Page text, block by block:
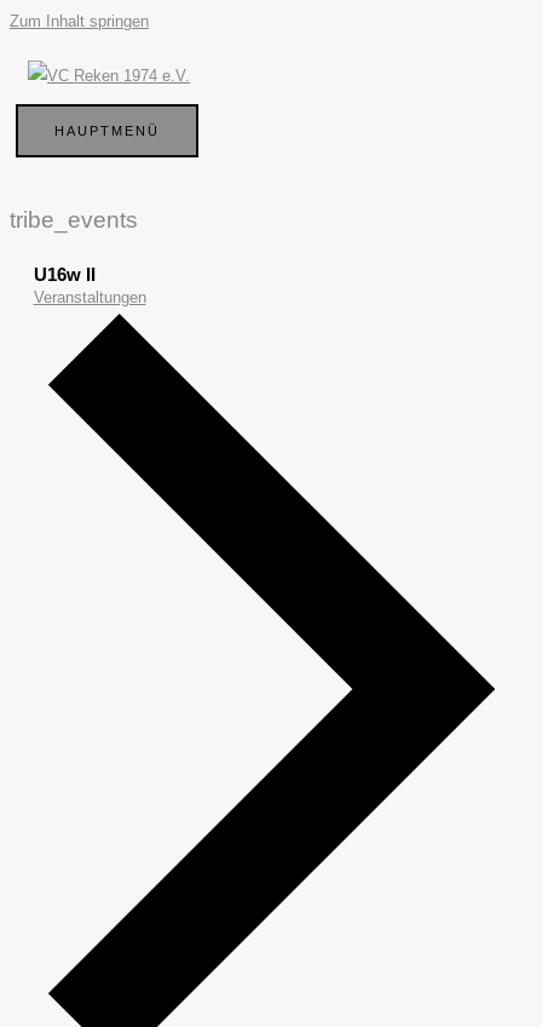
Zum Inhalt springen
HAUPTMENÜ
tribe_events
U16w II
Veranstaltungen